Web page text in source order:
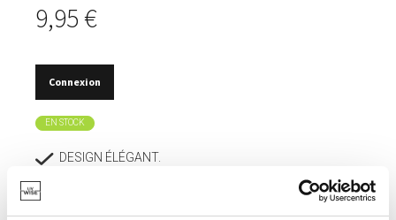
9,95 €
Connexion
EN STOCK
DESIGN ÉLÉGANT.
FABRIQUÉ EN CÉRAMIQUE LOURDE ET RÉSISTANTE